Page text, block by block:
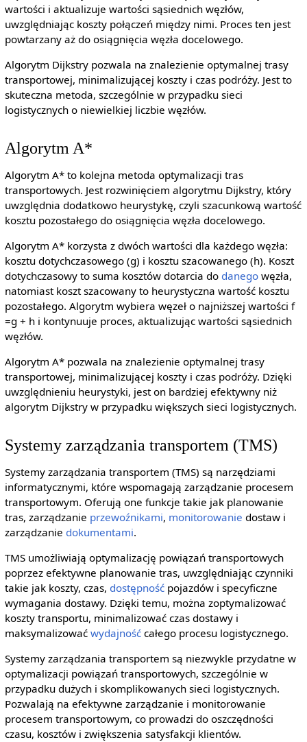
wartości i aktualizuje wartości sąsiednich węzłów,
uwzględniając koszty połączeń między nimi. Proces ten jest
powtarzany aż do osiągnięcia węzła docelowego.
Algorytm Dijkstry pozwala na znalezienie optymalnej trasy
transportowej, minimalizującej koszty i czas podróży. Jest to
skuteczna metoda, szczególnie w przypadku sieci
logistycznych o niewielkiej liczbie węzłów.
Algorytm A*
Algorytm A* to kolejna metoda optymalizacji tras
transportowych. Jest rozwinięciem algorytmu Dijkstry, który
uwzględnia dodatkowo heurystykę, czyli szacunkową wartość
kosztu pozostałego do osiągnięcia węzła docelowego.
Algorytm A* korzysta z dwóch wartości dla każdego węzła:
kosztu dotychczasowego (g) i kosztu szacowanego (h). Koszt
dotychczasowy to suma kosztów dotarcia do danegowęzła,
natomiast koszt szacowany to heurystyczna wartość kosztu
pozostałego. Algorytm wybiera węzeł o najniższej wartości f
=g + h i kontynuuje proces, aktualizując wartości sąsiednich
węzłów.
Algorytm A* pozwala na znalezienie optymalnej trasy
transportowej, minimalizującej koszty i czas podróży. Dzięki
uwzględnieniu heurystyki, jest on bardziej efektywny niż
algorytm Dijkstry w przypadku większych sieci logistycznych.
Systemy zarządzania transportem (TMS)
Systemy zarządzania transportem (TMS) są narzędziami
informatycznymi, które wspomagają zarządzanie procesem
transportowym. Oferują one funkcje takie jak planowanie
tras, zarządzanie przewoźnikami, monitorowanie dostaw i
zarządzanie dokumentami.
TMS umożliwiają optymalizację powiązań transportowych
poprzez efektywne planowanie tras, uwzględniając czynniki
takie jak koszty, czas, dostępnośćpojazdów i specyficzne
wymagania dostawy. Dzięki temu, można zoptymalizować
koszty transportu, minimalizować czas dostawy i
maksymalizować wydajnośćcałego procesu logistycznego.
Systemy zarządzania transportem są niezwykle przydatne w
optymalizacji powiązań transportowych, szczególnie w
przypadku dużych i skomplikowanych sieci logistycznych.
Pozwalają na efektywne zarządzanie i monitorowanie
procesem transportowym, co prowadzi do oszczędności
czasu, kosztów i zwiększenia satysfakcji klientów.